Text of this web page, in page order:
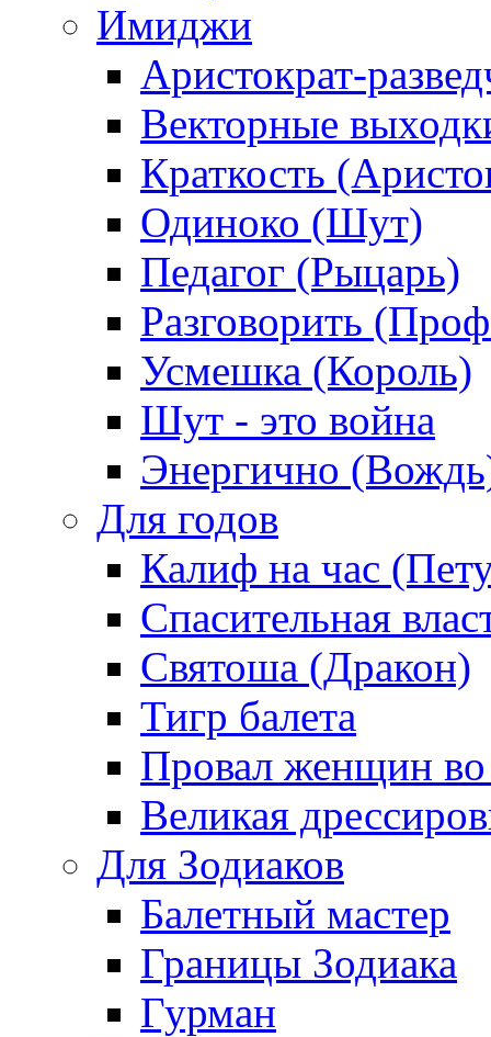
Имиджи
Аристократ-
Векторные
Краткость
Одиноко (Шут)
Педагог (Рыцарь)
Разговорить
Усмешка (Король)
Шут - это война
Энергично
Для годов
Калиф на час
Спасительная
Святоша (Дракон)
Тигр балета
Провал женщин во
Великая
Для Зодиаков
Балетный мастер
Границы Зодиака
Гурман